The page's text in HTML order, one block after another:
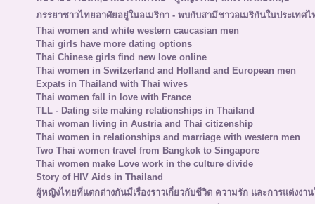
ภรรยาชาวไทยอาศัยอยู่ในอเมริกา - พบกับสามีชาวอเมริกันในประเทศไ
Thai women and white western caucasian men
Thai girls have more dating options
Thai Chinese girls find new love online
Thai women in Switzerland and Holland and European men
Expats in Thailand with Thai wives
Thai women fall in love with France
TLL - Dating site making relationships in Thailand
Thai woman living in Austria and Thai citizenship
Thai women in relationships and marriage with western men
Two Thai women travel from Bangkok to Singapore
Thai women make Love work in the culture divide
Story of HIV Aids in Thailand
ผู้หญิงไทยที่แตกต่างกันมีเรื่องราวเกี่ยวกับชีวิต ความรัก และการแต่งง